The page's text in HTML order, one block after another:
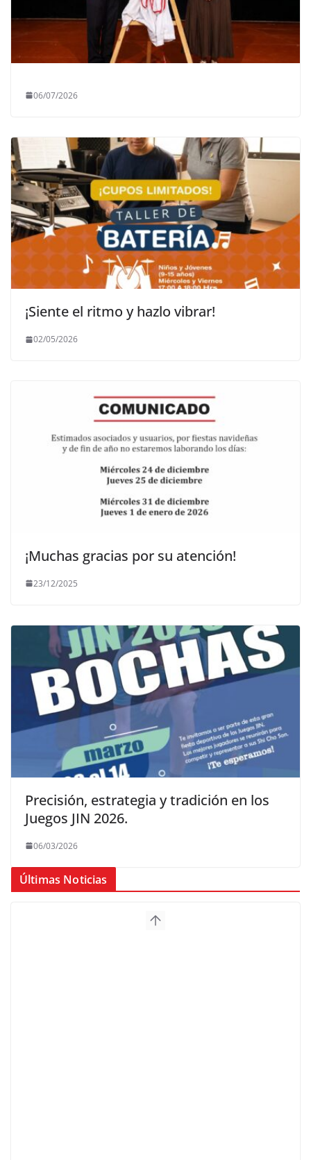
06/07/2026
¡Siente el ritmo y hazlo vibrar!
02/05/2026
¡Muchas gracias por su atención!
23/12/2025
Precisión, estrategia y tradición en los
Juegos JIN 2026.
06/03/2026
Últimas Noticias